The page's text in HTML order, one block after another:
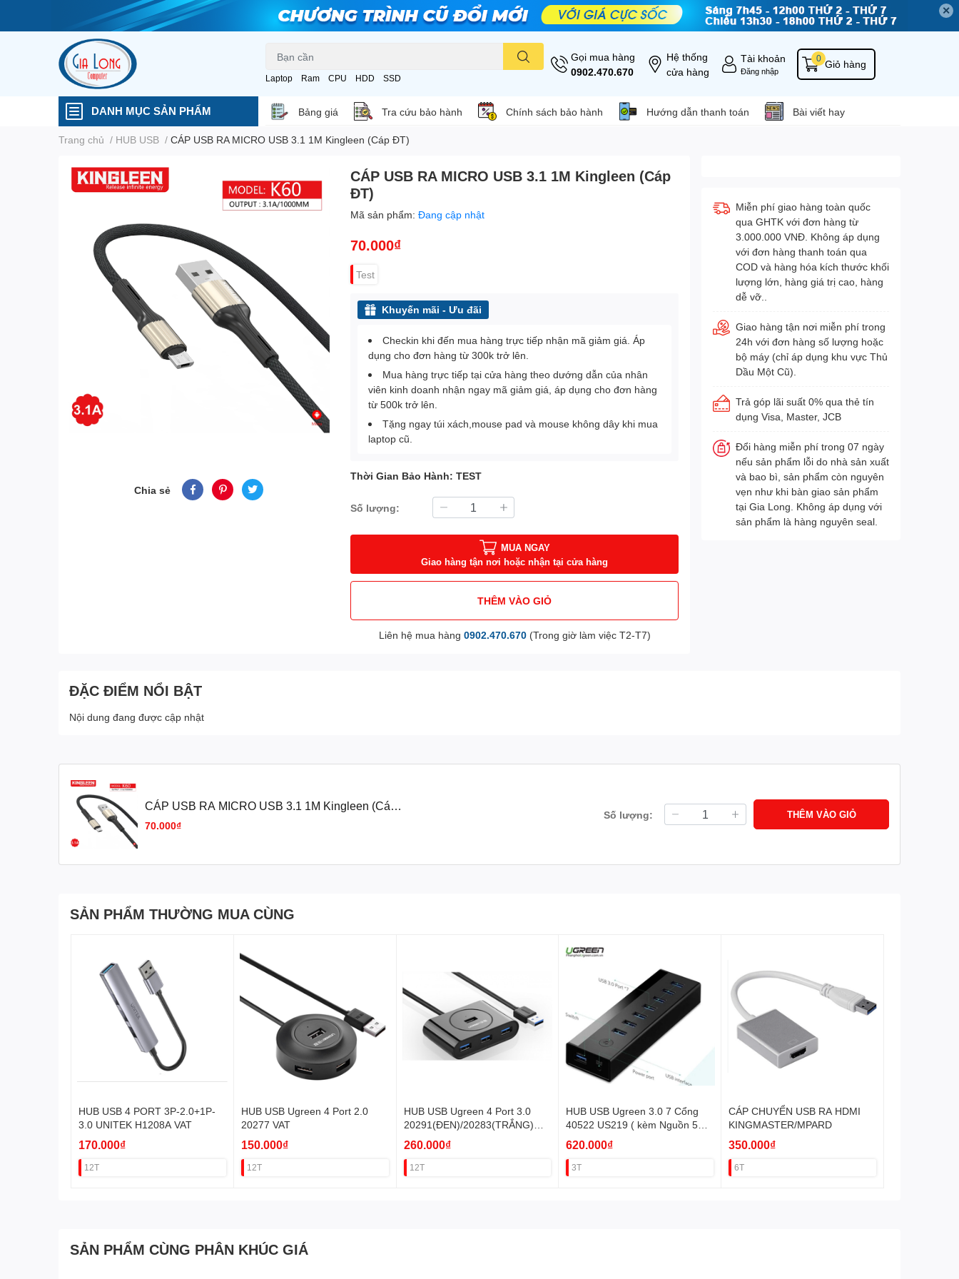
✕
Laptop Ram CPU HDD SSD
Gọi mua hàng
0902.470.670
Hệ thống
cửa hàng
Tài khoản
Đăng nhập
Giỏ hàng
0
DANH MỤC SẢN PHẨM Bảng giá Tra cứu bảo hành Chính sách bảo hành Hướng dẫn thanh toán Bài viết hay
Trang chủ / HUB USB / CÁP USB RA MICRO USB 3.1 1M Kingleen (Cáp ĐT)
Chia sẻ
CÁP USB RA MICRO USB 3.1 1M Kingleen (Cáp
ĐT)
Mã sản phẩm:Đang cập nhật
70.000₫
Test
Khuyến mãi - Ưu đãi
Checkin khi đến mua hàng trực tiếp nhận mã giảm giá. Áp
dụng cho đơn hàng từ 300k trở lên.
Mua hàng trực tiếp tại cửa hàng theo dướng dẫn của nhân
viên kinh doanh nhận ngay mã giảm giá, áp dụng cho đơn hàng
từ 500k trở lên.
Tặng ngay túi xách,mouse pad và mouse không dây khi mua
laptop cũ.
Thời Gian Bảo Hành: TEST
Số lượng:
MUA NGAY
Giao hàng tận nơi hoặc nhận tại cửa hàng
THÊM VÀO GIỎ
Liên hệ mua hàng 0902.470.670(Trong giờ làm việc T2-T7)
Miễn phí giao hàng toàn quốc
qua GHTK với đơn hàng từ
3.000.000 VNĐ. Không áp dụng
với đơn hàng thanh toán qua
COD và hàng hóa kích thước khối
lượng lớn, hàng giá trị cao, hàng
dễ vỡ..
Giao hàng tận nơi miễn phí trong
24h với đơn hàng số lượng hoặc
bộ máy (chỉ áp dụng khu vực Thủ
Dầu Một Cũ).
Trả góp lãi suất 0% qua thẻ tín
dụng Visa, Master, JCB
Đổi hàng miễn phí trong 07 ngày
nếu sản phẩm lỗi do nhà sản xuất
và bao bì, sản phẩm còn nguyên
vẹn như khi bàn giao sản phẩm
tại Gia Long. Không áp dụng với
sản phẩm là hàng nguyên seal.
ĐẶC ĐIỂM NỔI BẬT
Nội dung đang được cập nhật
CÁP USB RA MICRO USB 3.1 1M Kingleen (Cáp
ĐT)
70.000₫
Số lượng: THÊM VÀO GIỎ
SẢN PHẨM THƯỜNG MUA CÙNG
HUB USB 4 PORT 3P-2.0+1P-
3.0 UNITEK H1208A VAT
170.000₫
12T
HUB USB Ugreen 4 Port 2.0
20277 VAT
150.000₫
12T
HUB USB Ugreen 4 Port 3.0
20291(ĐEN)/20283(TRẮNG)
VAT
260.000₫
12T
HUB USB Ugreen 3.0 7 Cổng
40522 US219 ( kèm Nguồn 5V
2A ) VAT
620.000₫
3T
CÁP CHUYỂN USB RA HDMI
KINGMASTER/MPARD
350.000₫
6T
SẢN PHẨM CÙNG PHÂN KHÚC GIÁ